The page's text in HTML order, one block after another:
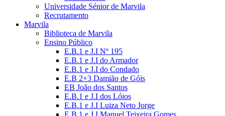
Universidade Sénior de Marvila
Recrutamento
Marvila
Biblioteca de Marvila
Ensino Público
E.B.1 e J.I Nº 195
E.B.1 e J.I do Armador
E.B.1 e J.I do Condado
E.B 2+3 Damião de Góis
EB João dos Santos
E.B.1 e J.I dos Lóios
E.B.1 e J.I Luiza Neto Jorge
E.B.1 e J.I Manuel Teixeira Gomes